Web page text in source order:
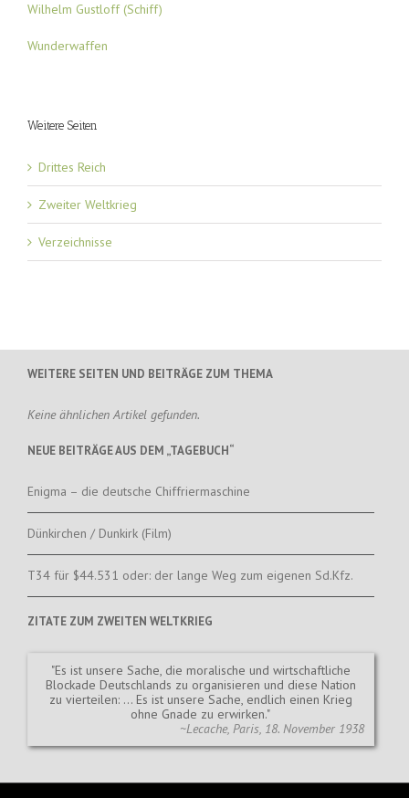
Wilhelm Gustloff (Schiff)
Wunderwaffen
Weitere Seiten
Drittes Reich
Zweiter Weltkrieg
Verzeichnisse
WEITERE SEITEN UND BEITRÄGE ZUM THEMA
Keine ähnlichen Artikel gefunden.
NEUE BEITRÄGE AUS DEM „TAGEBUCH“
Enigma – die deutsche Chiffriermaschine
Dünkirchen / Dunkirk (Film)
T34 für $44.531 oder: der lange Weg zum eigenen Sd.Kfz.
ZITATE ZUM ZWEITEN WELTKRIEG
Es ist unsere Sache, die moralische und wirtschaftliche
Blockade Deutschlands zu organisieren und diese Nation
zu vierteilen: … Es ist unsere Sache, endlich einen Krieg
ohne Gnade zu erwirken.
~Lecache, Paris, 18. November 1938